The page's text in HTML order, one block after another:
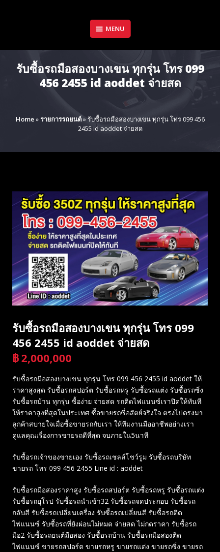
MENU
รับซื้อรถมือสองบางเขน ทุกรุ่น โทร 099
456 2455 id aoddet จ่ายสด
Home »รายการรถยนต์»รับซื้อรถมือสองบางเขน ทุกรุ่น โทร 099 456
2455 id aoddet จ่ายสด
รับซื้อรถมือสองบางเขน ทุกรุ่น โทร 099
456 2455 id aoddet จ่ายสด
฿ 2,000,000
รับซื้อรถมือสองบางเขน ทุกรุ่น โทร 099 456 2455 id aoddet ให้
ราคาสูงสุด รับซื้อรถสปอร์ต รับซื้อรถหรู รับซื้อรถแต่ง รับซื้อรถซิ่ง
รับซื้อรถบ้าน ทุกรุ่น ซื้อง่าย จ่ายสด รถติดไฟแนนซ์เราปิดให้ทันที
ให้ราคาสูงที่สุดในประเทศ ซื้อขายรถซื่อสัตย์จริงใจ ตรงไปตรงมา
ลูกค้าสบายใจเมื่อซื้อขายรถกับเรา ให้ทีมงานมืออาชีพอย่างเรา
ดูแลคุณเรื่องการขายรถดีที่สุด จบภายใน5นาที
รับซื้อรถเจ้าของขายเอง รับซื้อรถเชลล์โชว์รูม รับซื้อรถบริษัท
ขายรถ โทร 099 456 2455 Line id : aoddet
รับซื้อรถมือสองราคาสูง รับซื้อรถสปอร์ต รับซื้อรถหรู รับซื้อรถแต่ง
รับซื้อรถยุโรป รับซื้อรถนำเข้า32 รับซื้อรถจดประกอบ รับซื้อรถ
กลับสี รับซื้อรถเปลี่ยนเครื่อง รับซื้อรถเปลี่ยนสี รับซื้อรถติด
ไฟแนนซ์ รับซื้อรถที่ยังผ่อนไม่หมด จ่ายสด ไม่กดราคา รับซื้อรถ
มือ2 รับซื้อรถยนต์มือสอง รับซื้อรถบ้าน รับซื้อรถมือสองติด
ไฟแนนซ์ ขายรถสปอร์ต ขายรถหรู ขายรถแต่ง ขายรถซิ่ง ขายรถ